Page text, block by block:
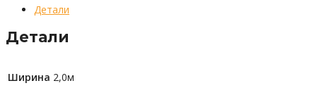
Детали
Детали
Ширина 2,0м